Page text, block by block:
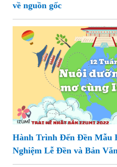
về nguồn gốc
Hành Trình Đến Đền Mẫu
Nghiệm Lễ Đền và Bản